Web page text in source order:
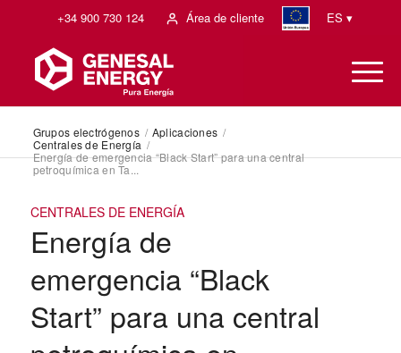
+34 900 730 124 Área de cliente ES ▾
Grupos electrógenos / Aplicaciones /
Centrales de Energía /
Energía de emergencia “Black Start” para una central
petroquímica en Ta...
CENTRALES DE ENERGÍA
Energía de
emergencia “Black
Start” para una central